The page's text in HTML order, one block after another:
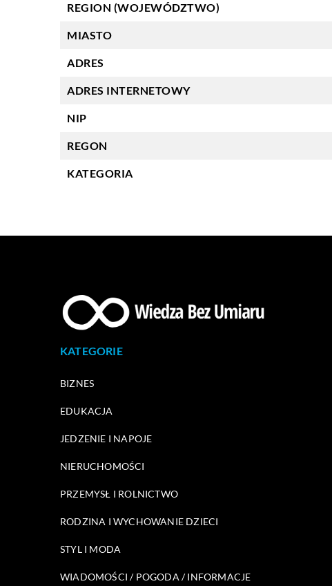
REGION (WOJEWÓDZTWO)
MIASTO
ADRES
ADRES INTERNETOWY
NIP
REGON
KATEGORIA
KATEGORIE
BIZNES
EDUKACJA
JEDZENIE I NAPOJE
NIERUCHOMOŚCI
PRZEMYSŁ I ROLNICTWO
RODZINA I WYCHOWANIE DZIECI
STYL I MODA
WIADOMOŚCI / POGODA / INFORMACJE